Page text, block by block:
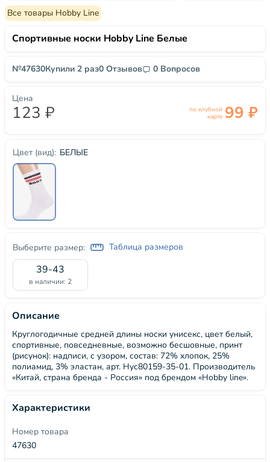
Все товары Hobby Line
Спортивные носки Hobby Line Белые
№47630Купили 2 раз0 Отзывов 0 Вопросов
Цвет (вид): БЕЛЫЕ
Выберите размер: Таблица размеров
39-43
в наличии: 2
Цена
123 ₽
по клубной
карте 99 ₽
Описание
Круглогодичные средней длины носки унисекс, цвет белый,
спортивные, повседневные, возможно бесшовные, принт
(рисунок): надписи, с узором, состав: 72% хлопок, 25%
полиамид, 3% эластан, арт. Нус80159-35-01. Производитель
«Китай, страна бренда - Россия» под брендом «Hobby line».
Характеристики
Номер товара
47630